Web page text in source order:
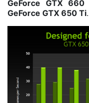
GeForce GTX 660
GeForce GTX 650 Ti.